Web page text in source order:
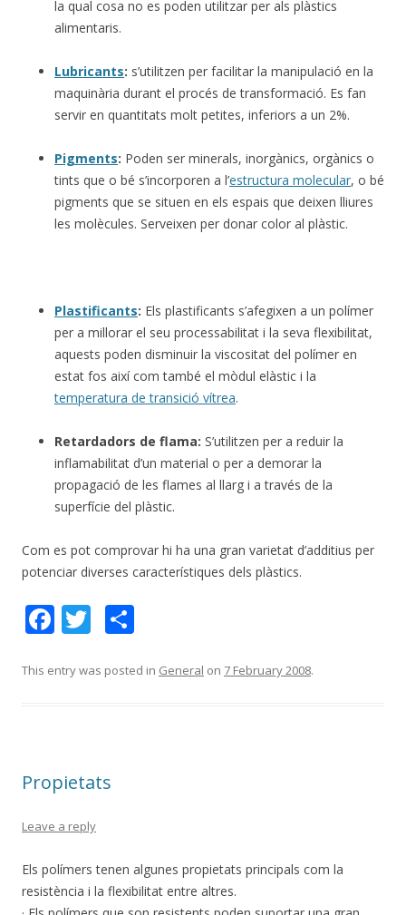
la qual cosa no es poden utilitzar per als plàstics
alimentaris.
Lubricants: s’utilitzen per facilitar la manipulació en la
maquinària durant el procés de transformació. Es fan
servir en quantitats molt petites, inferiors a un 2%.
Pigments: Poden ser minerals, inorgànics, orgànics o
tints que o bé s’incorporen a l’estructura molecular, o bé
pigments que se situen en els espais que deixen lliures
les molècules. Serveixen per donar color al plàstic.
Plastificants: Els plastificants s’afegixen a un polímer
per a millorar el seu processabilitat i la seva flexibilitat,
aquests poden disminuir la viscositat del polímer en
estat fos així com també el mòdul elàstic i la
temperatura de transició vítrea.
Retardadors de flama: S’utilitzen per a reduir la
inflamabilitat d’un material o per a demorar la
propagació de les flames al llarg i a través de la
superfície del plàstic.
Com es pot comprovar hi ha una gran varietat d’additius per
potenciar diverses característiques dels plàstics.
F
e
k
T
itt ar
This entry was posted in General on 7 February 2008.
Propietats
Leave a reply
Els polímers tenen algunes propietats principals com la
resistència i la flexibilitat entre altres.